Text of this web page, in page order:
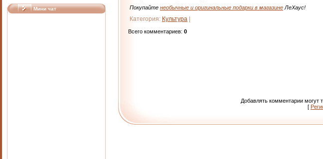
Мини чат
Покупайте необычные и оригинальные подарки в магазине ЛеХаус!
Категория: Культура |
Всего комментариев: 0
Добавлять комментарии могут
[